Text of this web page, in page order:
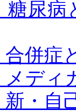
糖尿
合併症
メデ
新・自